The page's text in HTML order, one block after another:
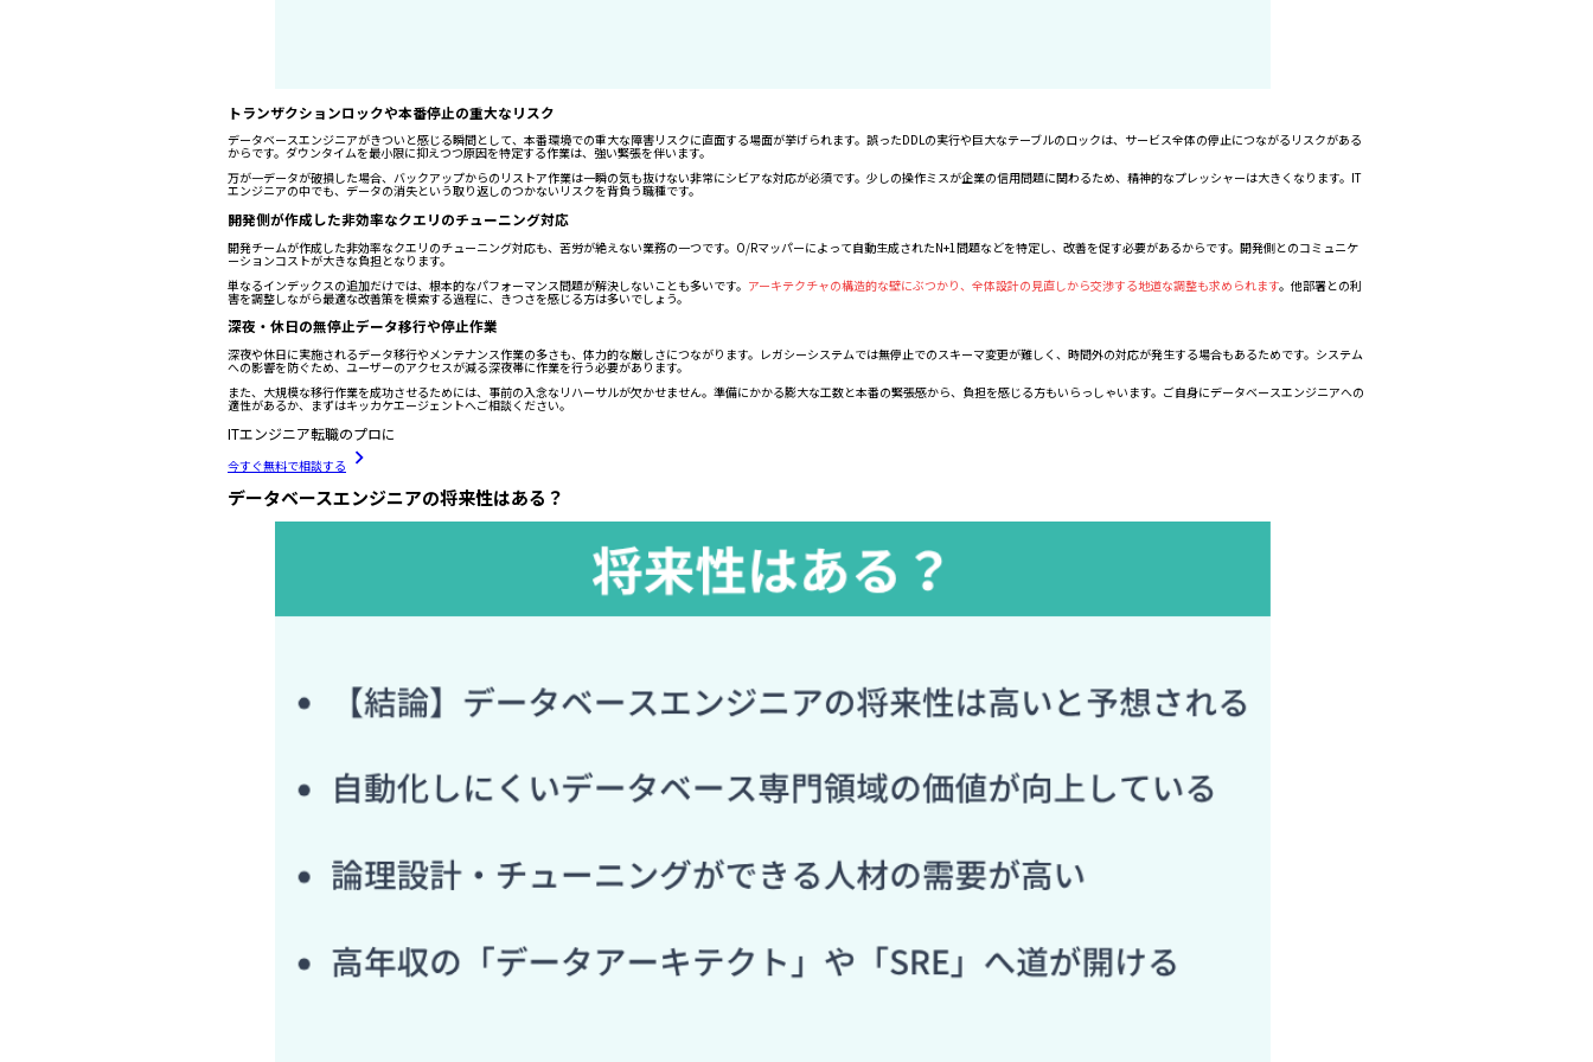
トランザクションロックや本番停止の重大なリスク
データベースエンジニアがきついと感じる瞬間として、本番環境での重大な障害リスクに直面する場面が挙げられます。誤ったDDLの実行や巨大なテーブルのロックは、サービス全体の停止につながるリスクがある
からです。ダウンタイムを最小限に抑えつつ原因を特定する作業は、強い緊張を伴います。
万が一データが破損した場合、バックアップからのリストア作業は一瞬の気も抜けない非常にシビアな対応が必須です。少しの操作ミスが企業の信用問題に関わるため、精神的なプレッシャーは大きくなります。IT
エンジニアの中でも、データの消失という取り返しのつかないリスクを背負う職種です。
開発側が作成した非効率なクエリのチューニング対応
開発チームが作成した非効率なクエリのチューニング対応も、苦労が絶えない業務の一つです。O/Rマッパーによって自動生成されたN+1問題などを特定し、改善を促す必要があるからです。開発側とのコミュニケ
ーションコストが大きな負担となります。
単なるインデックスの追加だけでは、根本的なパフォーマンス問題が解決しないことも多いです。 アーキテクチャの構造的な壁にぶつかり、全体設計の見直しから交渉する地道な調整も求められます。他部署との利
害を調整しながら最適な改善策を模索する過程に、きつさを感じる方は多いでしょう。
深夜・休日の無停止データ移行や停止作業
深夜や休日に実施されるデータ移行やメンテナンス作業の多さも、体力的な厳しさにつながります。レガシーシステムでは無停止でのスキーマ変更が難しく、時間外の対応が発生する場合もあるためです。システム
への影響を防ぐため、ユーザーのアクセスが減る深夜帯に作業を行う必要があります。
また、大規模な移行作業を成功させるためには、事前の入念なリハーサルが欠かせません。準備にかかる膨大な工数と本番の緊張感から、負担を感じる方もいらっしゃいます。ご自身にデータベースエンジニアへの
適性があるか、まずはキッカケエージェントへご相談ください。
ITエンジニア転職のプロに
今すぐ無料で相談する
データベースエンジニアの将来性はある？